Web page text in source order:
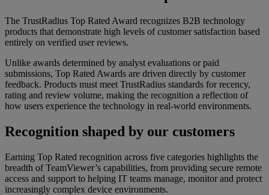
The TrustRadius Top Rated Award recognizes B2B technology
products that demonstrate high levels of customer satisfaction based
entirely on verified user reviews.
Unlike awards determined by analyst evaluations or paid
submissions, Top Rated Awards are driven directly by customer
feedback. Products must meet TrustRadius standards for recency,
rating and review volume, making the recognition a reflection of
how users experience the technology in real-world environments.
Recognition shaped by our customers
Earning Top Rated recognition across five categories highlights the
breadth of TeamViewer’s capabilities, from providing secure remote
access and support to helping IT teams manage, monitor and protect
increasingly complex device environments.